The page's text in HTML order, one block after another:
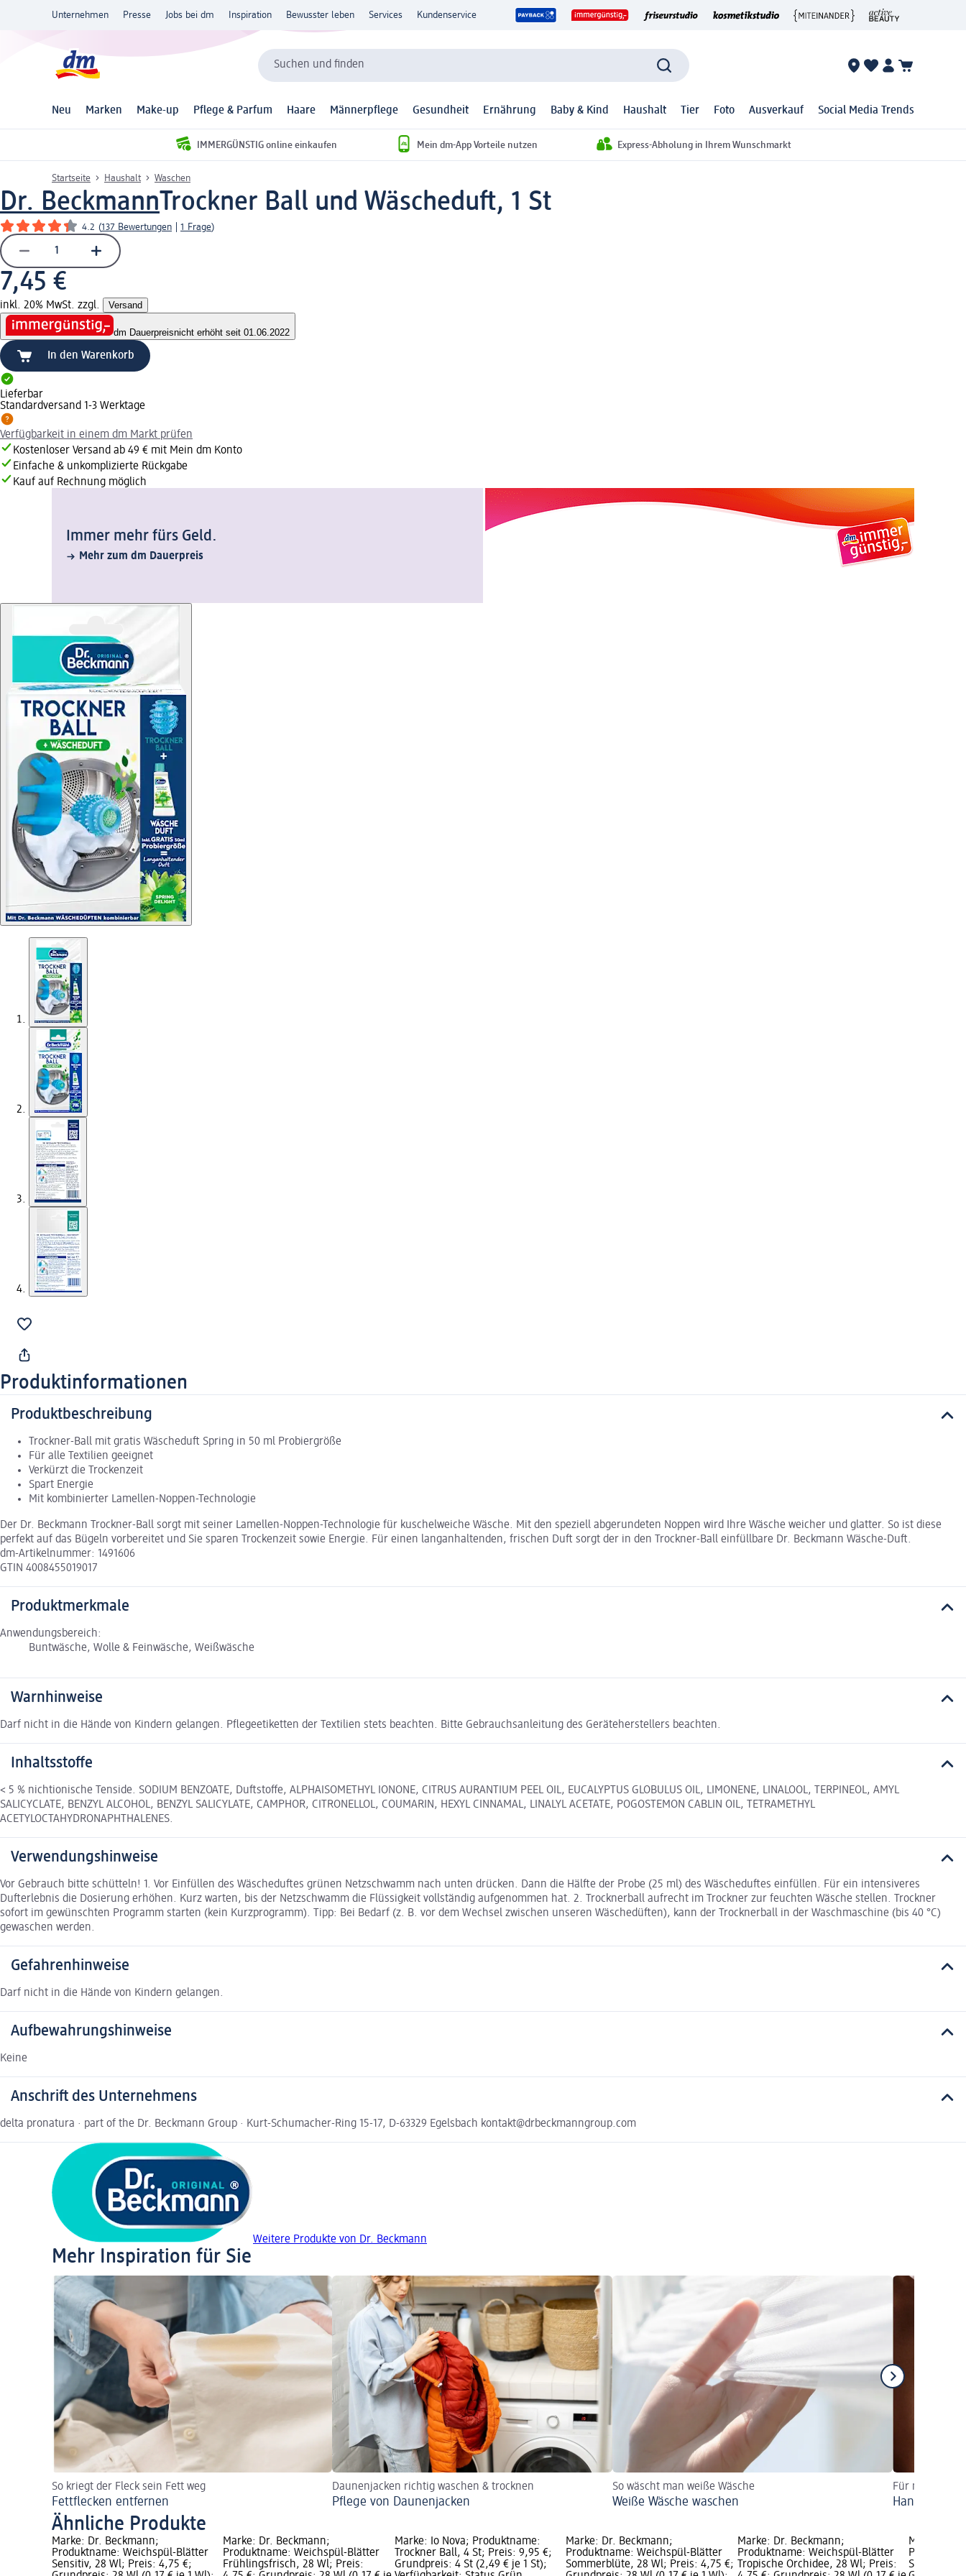
Unternehmen Presse Jobs bei dm Inspiration Bewusster leben Services Kundenservice
Suchen und finden
Neu Marken Make-up Pflege & Parfum Haare Männerpflege Gesundheit Ernährung Baby & Kind Haushalt Tier Foto Ausverkauf Social Media Trends
IMMERGÜNSTIG online einkaufen Mein dm-App Vorteile nutzen Express-Abholung in Ihrem Wunschmarkt
Startseite Haushalt Waschen
Dr. BeckmannTrockner Ball und Wäscheduft, 1 St
4.2 (137 Bewertungen 1 Frage)
7,45 €
inkl. 20% MwSt. zzgl. Versand
dm Dauerpreisnicht erhöht seit 01.06.2022
In den Warenkorb
Lieferbar
Standardversand 1-3 Werktage
Verfügbarkeit in einem dm Markt prüfen
Kostenloser Versand ab 49 € mit Mein dm Konto
Einfache & unkomplizierte Rückgabe
Kauf auf Rechnung möglich
Immer mehr fürs Geld.
Mehr zum dm Dauerpreis
Produktinformationen
Produktbeschreibung
Trockner-Ball mit gratis Wäscheduft Spring in 50 ml Probiergröße
Für alle Textilien geeignet
Verkürzt die Trockenzeit
Spart Energie
Mit kombinierter Lamellen-Noppen-Technologie
Der Dr. Beckmann Trockner-Ball sorgt mit seiner Lamellen-Noppen-Technologie für kuschelweiche Wäsche. Mit den speziell abgerundeten Noppen wird Ihre Wäsche weicher und glatter. So ist diese
perfekt auf das Bügeln vorbereitet und Sie sparen Trockenzeit sowie Energie. Für einen langanhaltenden, frischen Duft sorgt der in den Trockner-Ball einfüllbare Dr. Beckmann Wäsche-Duft.
dm-Artikelnummer: 1491606
GTIN 4008455019017
Produktmerkmale
Anwendungsbereich:
Buntwäsche, Wolle & Feinwäsche, Weißwäsche
Warnhinweise
Darf nicht in die Hände von Kindern gelangen. Pflegeetiketten der Textilien stets beachten. Bitte Gebrauchsanleitung des Geräteherstellers beachten.
Inhaltsstoffe
< 5 % nichtionische Tenside. SODIUM BENZOATE, Duftstoffe, ALPHAISOMETHYL IONONE, CITRUS AURANTIUM PEEL OIL, EUCALYPTUS GLOBULUS OIL, LIMONENE, LINALOOL, TERPINEOL, AMYL
SALICYCLATE, BENZYL ALCOHOL, BENZYL SALICYLATE, CAMPHOR, CITRONELLOL, COUMARIN, HEXYL CINNAMAL, LINALYL ACETATE, POGOSTEMON CABLIN OIL, TETRAMETHYL
ACETYLOCTAHYDRONAPHTHALENES.
Verwendungshinweise
Vor Gebrauch bitte schütteln! 1. Vor Einfüllen des Wäscheduftes grünen Netzschwamm nach unten drücken. Dann die Hälfte der Probe (25 ml) des Wäscheduftes einfüllen. Für ein intensiveres
Dufterlebnis die Dosierung erhöhen. Kurz warten, bis der Netzschwamm die Flüssigkeit vollständig aufgenommen hat. 2. Trocknerball aufrecht im Trockner zur feuchten Wäsche stellen. Trockner
sofort im gewünschten Programm starten (kein Kurzprogramm). Tipp: Bei Bedarf (z. B. vor dem Wechsel zwischen unseren Wäschedüften), kann der Trocknerball in der Waschmaschine (bis 40 °C)
gewaschen werden.
Gefahrenhinweise
Darf nicht in die Hände von Kindern gelangen.
Aufbewahrungshinweise
Keine
Anschrift des Unternehmens
delta pronatura · part of the Dr. Beckmann Group · Kurt-Schumacher-Ring 15-17, D-63329 Egelsbach kontakt@drbeckmanngroup.com
Weitere Produkte von Dr. Beckmann
Mehr Inspiration für Sie
So kriegt der Fleck sein Fett weg
Fettflecken entfernen
Daunenjacken richtig waschen & trocknen
Pflege von Daunenjacken
So wäscht man weiße Wäsche
Weiße Wäsche waschen
Für mehr
Handtücher
Ähnliche Produkte
Marke: Dr. Beckmann;
Produktname: Weichspül-Blätter
Sensitiv, 28 Wl; Preis: 4,75 €;
Marke: Dr. Beckmann;
Produktname: Weichspül-Blätter
Frühlingsfrisch, 28 Wl; Preis:
Marke: Io Nova; Produktname:
Trockner Ball, 4 St; Preis: 9,95 €;
Grundpreis: 4 St (2,49 € je 1 St);
Marke: Dr. Beckmann;
Produktname: Weichspül-Blätter
Sommerblüte, 28 Wl; Preis: 4,75 €;
Marke: Dr. Beckmann;
Produktname: Weichspül-Blätter
Tropische Orchidee, 28 Wl; Preis:
Marke: Dr.
Sensitiv